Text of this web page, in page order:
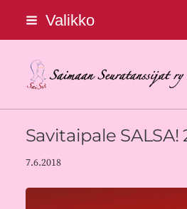
Siirry
sivun
sisältöön
Valikko
Saimaan
Savitaipale SALSA!
7.6.2018